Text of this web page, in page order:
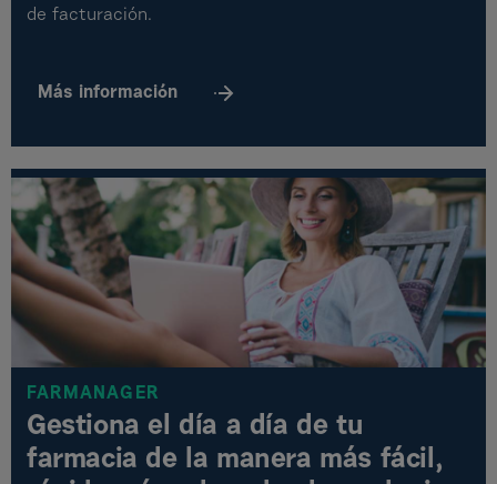
de facturación.
Más información
FARMANAGER
Gestiona el día a día de tu
farmacia de la manera más fácil,